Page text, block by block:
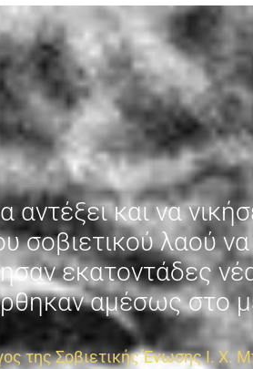
και να
σοβιετικού λαού
εκατοντάδες
αμέσως στο
της Σοβιετικής Ένωσης Ι. Χ.